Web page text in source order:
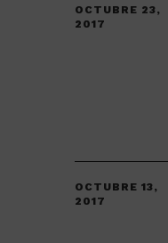
OCTUBRE 23,
2017
OCTUBRE 13,
2017